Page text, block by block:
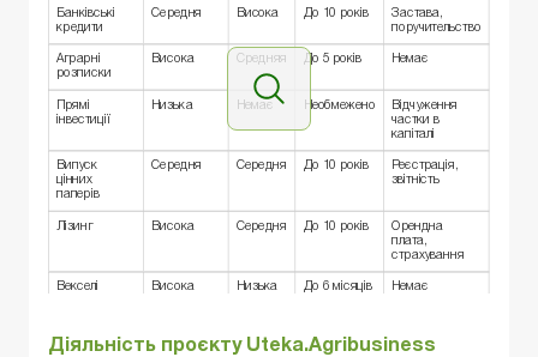
Банківські
кредити
Середня Висока До 10 років
Застава,
поручительство
Аграрні
розписки
Висока Средняя До 5 років Немає
Прямі
інвестиції
Низька Немає Необмежено Відчуження
частки в
капіталі
Випуск
цінних
паперів
Середня Середня До 10 років
Реєстрація,
звітність
Лізинг Висока Середня До 10 років Орендна
плата,
страхування
Векселі Висока Низька До 6 місяців Немає
Діяльність проєкту Uteka.Agribusiness